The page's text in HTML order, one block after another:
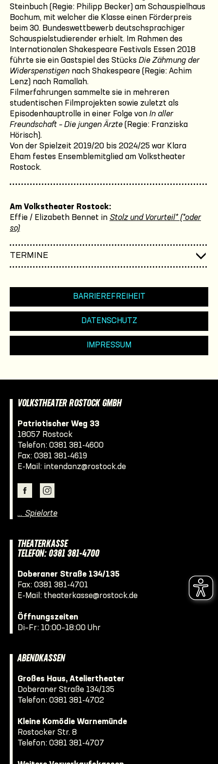
Steinbuch (Regie: Philipp Becker) am Schauspielhaus
Bochum, mit welcher die Klasse einen Förderpreis
beim 30. Bundeswettbewerb deutschsprachiger
Schauspielstudierender erhielt. Im Rahmen des
Internationalen Shakespeare Festivals Essen 2018
führte sie ein Gastspiel des Stücks Die Zähmung der
Widerspenstigen nach Shakespeare (Regie: Achim
Lenz) nach Ramallah.
Filmerfahrungen sammelte sie in mehreren
studentischen Filmprojekten sowie zuletzt als
Episodenhauptrolle in einer Folge von In aller
Freundschaft – Die jungen Ärzte (Regie: Franziska
Hörisch).
Von der Spielzeit 2019/20 bis 2024/25 war Klara
Eham festes Ensemblemitglied am Volkstheater
Rostock.
Am Volkstheater Rostock:
Effie / Elizabeth Bennet in Stolz und Vorurteil* (*oder
so)
TERMINE
BARRIEREFREIHEIT
DATENSCHUTZ
IMPRESSUM
VOLKSTHEATER ROSTOCK GMBH
Patriotischer Weg 33
18057 Rostock
Telefon: 0381 381-4600
Fax: 0381 381-4619
E-Mail: intendanz@rostock.de
… Spielorte
THEATERKASSE
TELEFON: 0381 381-4700
Doberaner Straße 134/135
Fax: 0381 381-4701
E-Mail: theaterkasse@rostock.de
Öffnungszeiten
Di–Fr: 10:00–18:00 Uhr
ABENDKASSEN
Großes Haus, Ateliertheater
Doberaner Straße 134/135
Telefon: 0381 381-4702
Kleine Komödie Warnemünde
Rostocker Str. 8
Telefon: 0381 381-4707